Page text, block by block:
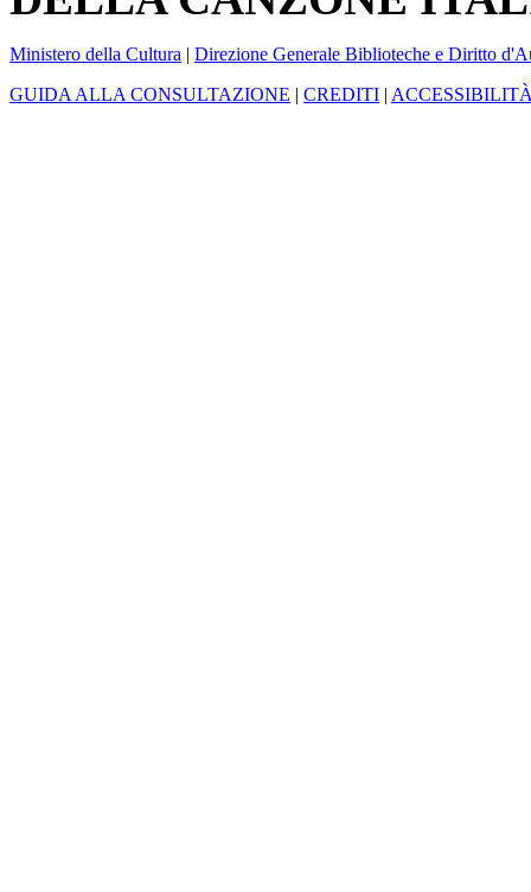
Ministero della Cultura | Direzione Generale Biblioteche e Diritto
GUIDA ALLA CONSULTAZIONE | CREDITI |